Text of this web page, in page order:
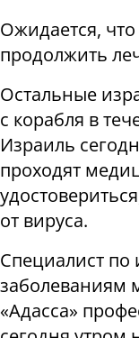
Ожидается, что
продолжить
Остальные
с корабля в
Израиль
проходят
от вируса.
Специалист
заболеваниям
«Адасса»